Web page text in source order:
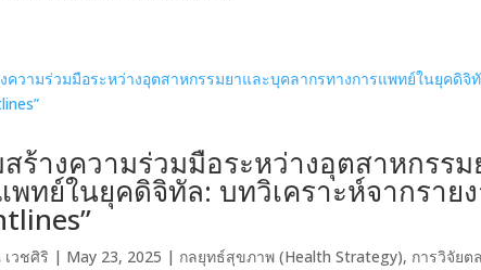
สร้างความร่วมมือระหว่างอุตสาหกรร
พทย์ในยุคดิจิทัล: บทวิเคราะห์จากราย
วชศิริ | May 23, 2025 | กลยุทธ์สุขภาพ (Health Strategy), การวิจัยต